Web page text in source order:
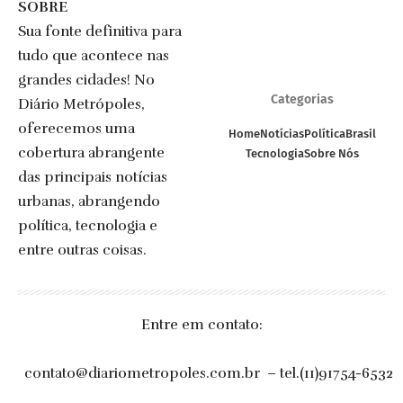
SOBRE
Sua fonte definitiva para
tudo que acontece nas
grandes cidades! No
Diário Metrópoles,
oferecemos uma
cobertura abrangente
das principais notícias
urbanas, abrangendo
política, tecnologia e
entre outras coisas.
Categorias
HomeNotíciasPolíticaBrasil
TecnologiaSobre Nós
Entre em contato:
contato@diariometropoles.com.br – tel.(11)91754-6532